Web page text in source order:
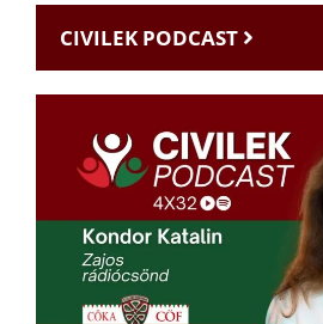
CIVILEK PODCAST